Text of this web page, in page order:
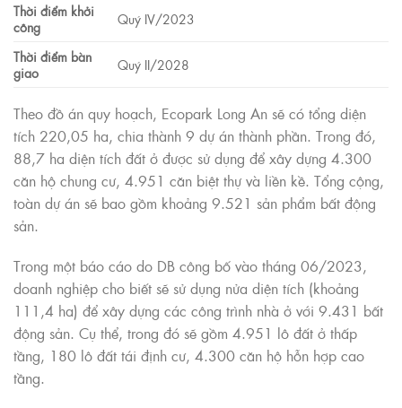
Thời điểm khởi
công
Quý IV/2023
Thời điểm bàn
giao
Quý II/2028
Theo đồ án quy hoạch, Ecopark Long An sẽ có tổng diện
tích 220,05 ha, chia thành 9 dự án thành phần. Trong đó,
88,7 ha diện tích đất ở được sử dụng để xây dựng 4.300
căn hộ chung cư, 4.951 căn biệt thự và liền kề. Tổng cộng,
toàn dự án sẽ bao gồm khoảng 9.521 sản phẩm bất động
sản.
Trong một báo cáo do DB công bố vào tháng 06/2023,
doanh nghiệp cho biết sẽ sử dụng nửa diện tích (khoảng
111,4 ha) để xây dựng các công trình nhà ở với 9.431 bất
động sản. Cụ thể, trong đó sẽ gồm 4.951 lô đất ở thấp
tầng, 180 lô đất tái định cư, 4.300 căn hộ hỗn hợp cao
tầng.